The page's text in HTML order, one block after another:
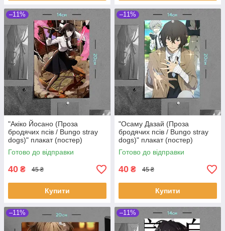
–11%
"Акіко Йосано (Проза
бродячих псів / Bungo stray
dogs)" плакат (постер)
розміром А5 (14х20см)
Готово до відправки
40 ₴ 45 ₴
Купити
–11%
"Осаму Дазай (Проза
бродячих псів / Bungo stray
dogs)" плакат (постер)
розміром А5 (14х20см)
Готово до відправки
40 ₴ 45 ₴
Купити
–11% –11%